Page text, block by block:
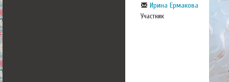
Ирина Ермакова
Участник